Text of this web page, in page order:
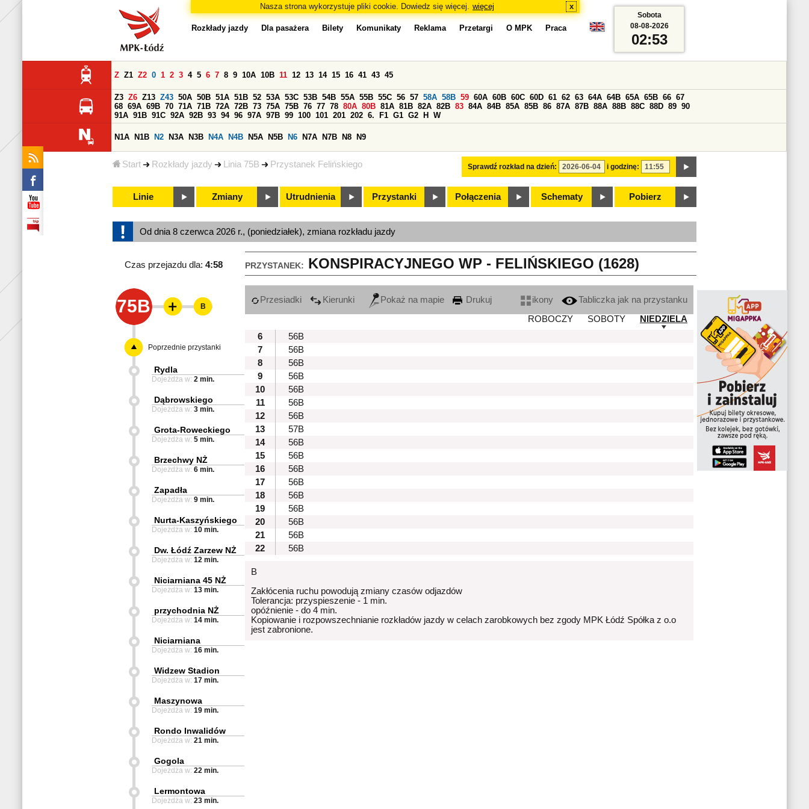
Nasza strona wykorzystuje pliki cookie. Dowiedz się więcej. więcej x
Start Rozkłady jazdy Linia 75B Przystanek Felińskiego
Rozkłady jazdy Dla pasażera Bilety Komunikaty Reklama Przetargi O MPK Praca
Sprawdź rozkład na dzień: i godzinę:
Z Z1 Z2 0 1 2 3 4 5 6 7 8 9 10A 10B 11 12 13 14 15 16 41 43 45
Z3 Z6 Z13 Z43 50A 50B 51A 51B 52 53A 53C 53B 54B 55A 55B 55C 56 57 58A 58B 59 60A 60B 60C 60D 61 62 63 64A 64B 65A 65B 66 67
68 69A 69B 70 71A 71B 72A 72B 73 75A 75B 76 77 78 80A 80B 81A 81B 82A 82B 83 84A 84B 85A 85B 86 87A 87B 88A 88B 88C 88D 89 90
91A 91B 91C 92A 92B 93 94 96 97A 97B 99 100 101 201 202 6. F1 G1 G2 H W
N1A N1B N2 N3A N3B N4A N4B N5A N5B N6 N7A N7B N8 N9
Linie Zmiany Utrudnienia Przystanki Połączenia Schematy Pobierz
Sobota
08-08-2026
02:53
Od dnia 8 czerwca 2026 r., (poniedziałek), zmiana rozkładu jazdy
PRZYSTANEK: KONSPIRACYJNEGO WP - FELIŃSKIEGO (1628)
Czas przejazdu dla: 4:58
75B Przesiadki Kierunki Pokaż na mapie Drukuj ikony
Tabliczka jak na przystanku
ROBOCZY
SOBOTY
NIEDZIELA
6
56B
7
56B
8
56B
9
56B
10
56B
11
56B
12
56B
13
57B
14
56B
15
56B
16
56B
17
56B
18
56B
19
56B
20
56B
21
56B
22
56B
B
Zakłócenia ruchu powodują zmiany czasów odjazdów
Tolerancja: przyspieszenie - 1 min.
opóźnienie - do 4 min.
Kopiowanie i rozpowszechnianie rozkładów jazdy w celach zarobkowych bez zgody MPK Łódź Spółka z o.o
jest zabronione.
B
Poprzednie przystanki
Rydla
Dojeżdża w: 2 min.
Dąbrowskiego
Dojeżdża w: 3 min.
Grota-Roweckiego
Dojeżdża w: 5 min.
Brzechwy NŻ
Dojeżdża w: 6 min.
Zapadła
Dojeżdża w: 9 min.
Nurta-Kaszyńskiego
Dojeżdża w: 10 min.
Dw. Łódź Zarzew NŻ
Dojeżdża w: 12 min.
Niciarniana 45 NŻ
Dojeżdża w: 13 min.
przychodnia NŻ
Dojeżdża w: 14 min.
Niciarniana
Dojeżdża w: 16 min.
Widzew Stadion
Dojeżdża w: 17 min.
Maszynowa
Dojeżdża w: 19 min.
Rondo Inwalidów
Dojeżdża w: 21 min.
Gogola
Dojeżdża w: 22 min.
Lermontowa
Dojeżdża w: 23 min.